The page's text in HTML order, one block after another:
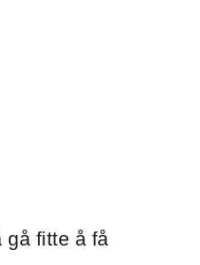
gå fitte å få